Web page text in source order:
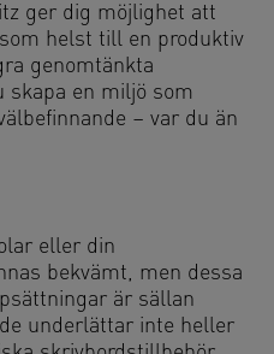
ger dig möjlighet att
helst till en produktiv
genomtänkta
skapa en miljö som
– var du än
eller din
bekvämt, men dessa
är sällan
underlättar inte heller